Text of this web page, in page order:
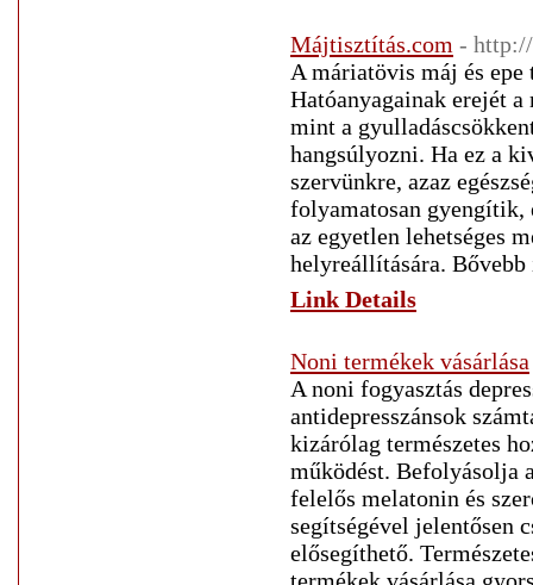
Májtisztítás.com -
A máriatövis máj és
Hatóanyagainak erejét
mint a
hangsúlyozni. Ha ez a
szervünkre, azaz
folyamatosan gyengítik,
az egyetlen lehetséges
helyreállítására.
Link Details
Noni termékek vásárlása
A noni fogyasztás
antidepresszánsok
kizárólag természetes
működést. Befolyásolja
felelős melatonin és
segítségével jelentősen
elősegíthető.